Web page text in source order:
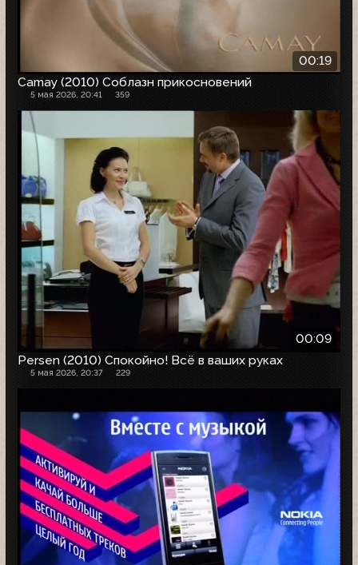
00:19
Camay (2010) Соблазн прикосновений
5 мая 2026, 20:41 359
00:09
Persen (2010) Спокойно! Всё в ваших руках
5 мая 2026, 20:37 229